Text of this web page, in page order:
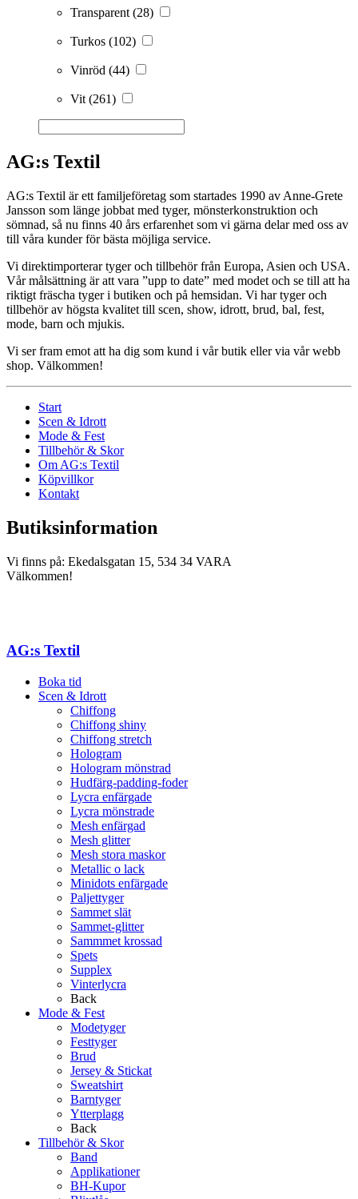
Transparent (28)
Turkos (102)
Vinröd (44)
Vit (261)
AG:s Textil
AG:s Textil är ett familjeföretag som startades 1990 av Anne-Grete
Jansson som länge jobbat med tyger, mönsterkonstruktion och
sömnad, så nu finns 40 års erfarenhet som vi gärna delar med oss av
till våra kunder för bästa möjliga service.
Vi direktimporterar tyger och tillbehör från Europa, Asien och USA.
Vår målsättning är att vara ”upp to date” med modet och se till att ha
riktigt fräscha tyger i butiken och på hemsidan. Vi har tyger och
tillbehör av högsta kvalitet till scen, show, idrott, brud, bal, fest,
mode, barn och mjukis.
Vi ser fram emot att ha dig som kund i vår butik eller via vår webb
shop. Välkommen!
Start
Scen & Idrott
Mode & Fest
Tillbehör & Skor
Om AG:s Textil
Köpvillkor
Kontakt
Butiksinformation
Vi finns på: Ekedalsgatan 15, 534 34 VARA
Välkommen!
AG:s Textil
Boka tid
Scen & Idrott
Chiffong
Chiffong shiny
Chiffong stretch
Hologram
Hologram mönstrad
Hudfärg-padding-foder
Lycra enfärgade
Lycra mönstrade
Mesh enfärgad
Mesh glitter
Mesh stora maskor
Metallic o lack
Minidots enfärgade
Paljettyger
Sammet slät
Sammet-glitter
Sammmet krossad
Spets
Supplex
Vinterlycra
Back
Mode & Fest
Modetyger
Festtyger
Brud
Jersey & Stickat
Sweatshirt
Barntyger
Ytterplagg
Back
Tillbehör & Skor
Band
Applikationer
BH-Kupor